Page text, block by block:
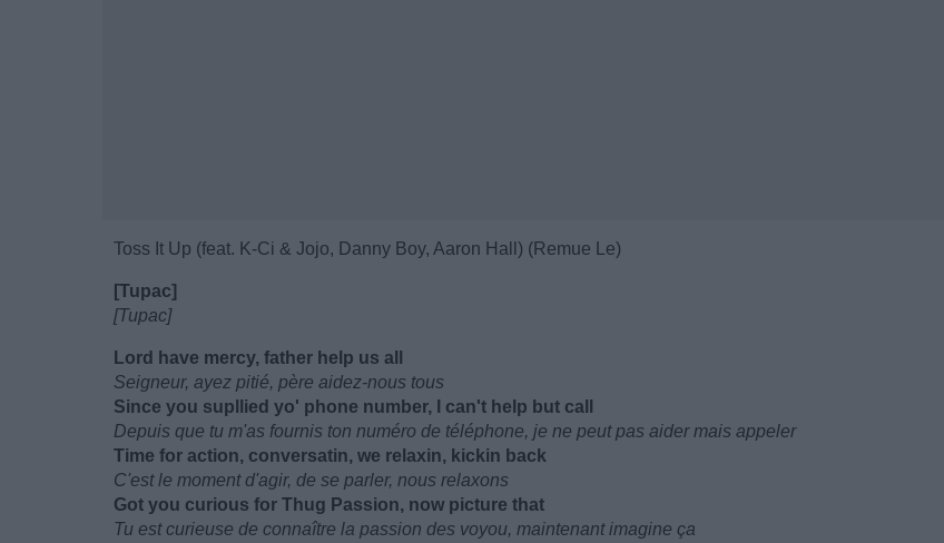
Toss It Up (feat. K-Ci & Jojo, Danny Boy, Aaron Hall) (Remue Le)
[Tupac]
[Tupac]
Lord have mercy, father help us all
Seigneur, ayez pitié, père aidez-nous tous
Since you supllied yo' phone number, I can't help but call
Depuis que tu m'as fournis ton numéro de téléphone, je ne peut pas aider mais appeler
Time for action, conversatin, we relaxin, kickin back
C'est le moment d'agir, de se parler, nous relaxons
Got you curious for Thug Passion, now picture that
Tu est curieuse de connaître la passion des voyou, maintenant imagine ça